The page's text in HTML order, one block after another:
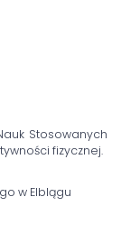
Stosowanych
fizycznej.
w Elblągu